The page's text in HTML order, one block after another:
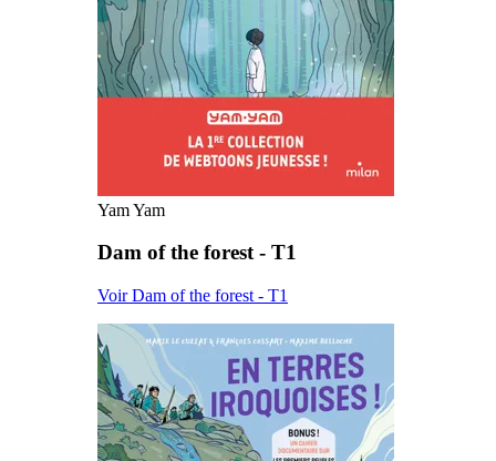
Yam Yam
Dam of the forest - T1
Voir Dam of the forest - T1